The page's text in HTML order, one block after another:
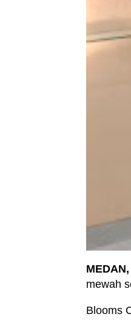
mewah
Blooms